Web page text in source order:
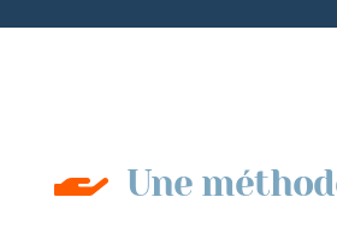
 Une